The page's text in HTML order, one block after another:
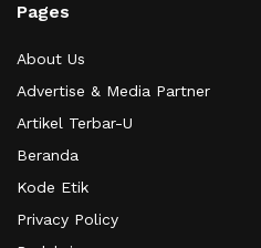
Pages
About Us
Advertise & Media Partner
Artikel Terbar-U
Beranda
Kode Etik
Privacy Policy